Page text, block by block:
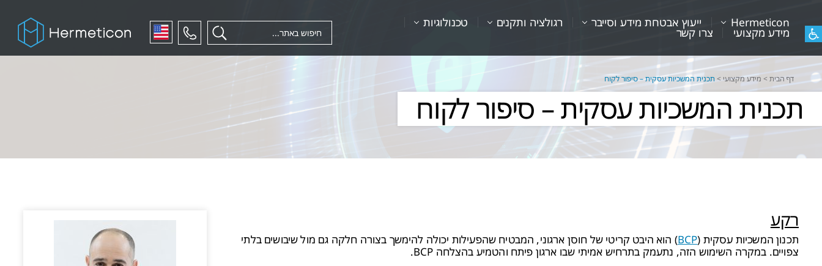
Hermeticon ייעוץ אבטחת מידע וסייבר רגולציה ותקנים טכנולוגיות
מידע מקצועי צרו קשר English
דף הבית > מידע מקצועי > תכנית המשכיות עסקית – סיפור לקוח
תכנית המשכיות עסקית – סיפור לקוח
רקע
תכנון המשכיות עסקית (BCP) הוא היבט קריטי של חוסן ארגוני, המבטיח שהפעילות יכולה להימשך בצורה חלקה גם מול שיבושים בלתי
צפויים. במקרה השימוש הזה, נתעמק בתרחיש אמיתי שבו ארגון פיתח והטמיע בהצלחה BCP.